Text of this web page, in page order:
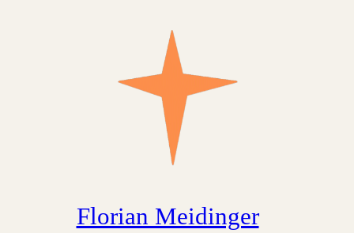
Florian Meidinger